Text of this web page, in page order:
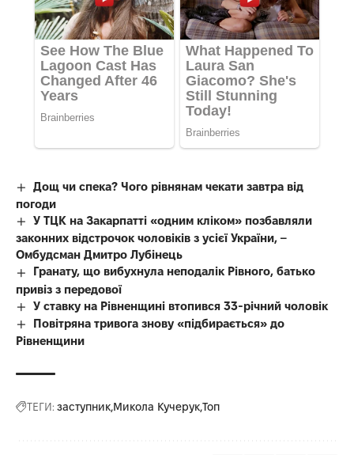
Дощ чи спека? Чого рівнянам чекати завтра від
погоди
У ТЦК на Закарпатті «одним кліком» позбавляли
законних відстрочок чоловіків з усієї України, –
Омбудсман Дмитро Лубінець
Гранату, що вибухнула неподалік Рівного, батько
привіз з передової
У ставку на Рівненщині втопився 33-річний чоловік
Повітряна тривога знову «підбирається» до
Рівненщини
ТЕГИ: заступник Микола КучерукТоп